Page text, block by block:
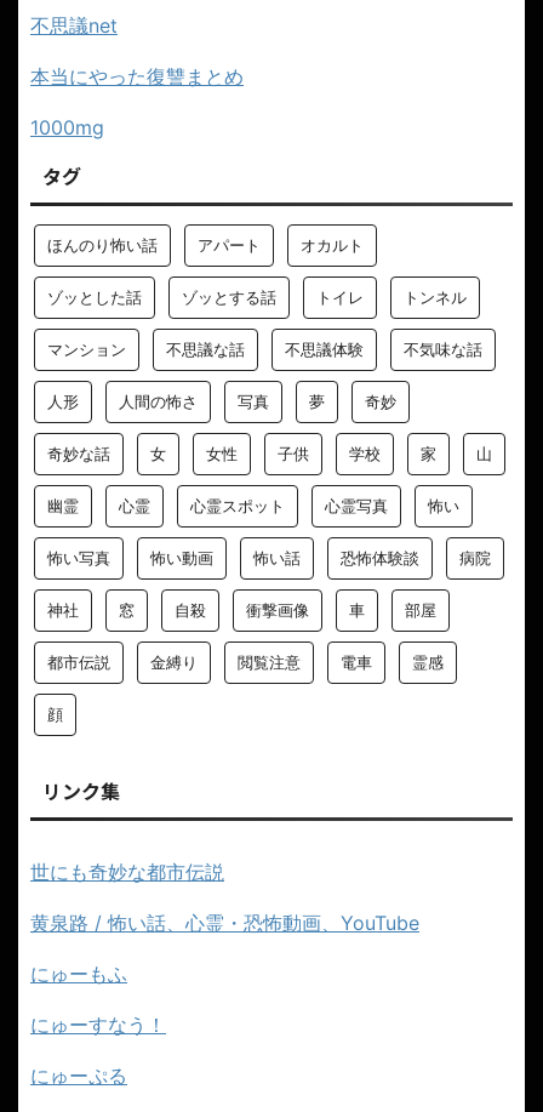
不思議net
本当にやった復讐まとめ
1000mg
タグ
ほんのり怖い話 アパート オカルト
ゾッとした話 ゾッとする話 トイレ トンネル
マンション 不思議な話 不思議体験 不気味な話
人形 人間の怖さ 写真 夢 奇妙
奇妙な話 女 女性 子供 学校 家 山
幽霊 心霊 心霊スポット 心霊写真 怖い
怖い写真 怖い動画 怖い話 恐怖体験談 病院
神社 窓 自殺 衝撃画像 車 部屋
都市伝説 金縛り 閲覧注意 電車 霊感
顔
リンク集
世にも奇妙な都市伝説
黄泉路 / 怖い話、心霊・恐怖動画、YouTube
にゅーもふ
にゅーすなう！
にゅーぷる